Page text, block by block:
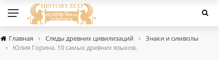
Главная › Следы древних цивилизаций › Знаки и символы
› Юлия Горина. 10 самых древних языков.